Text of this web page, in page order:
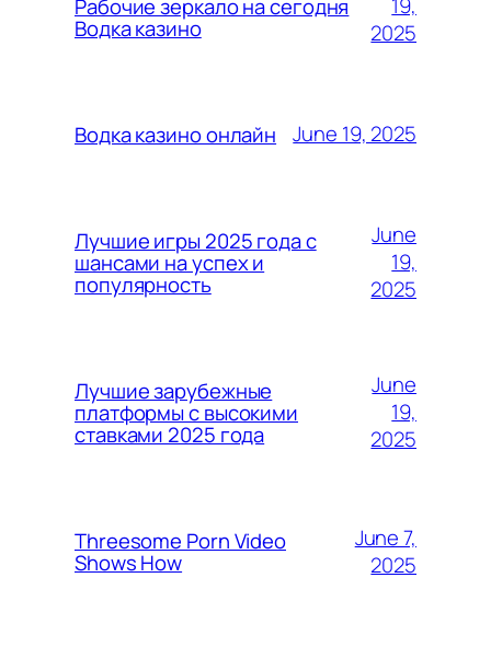
Рабочие зеркало на сегодня
Водка казино
2025
Водка казино онлайн June 19, 2025
Лучшие игры 2025 года с
шансами на успех и
популярность
June
19,
2025
Лучшие зарубежные
платформы с высокими
ставками 2025 года
June
19,
2025
Threesome Porn Video
Shows How
June 7,
2025